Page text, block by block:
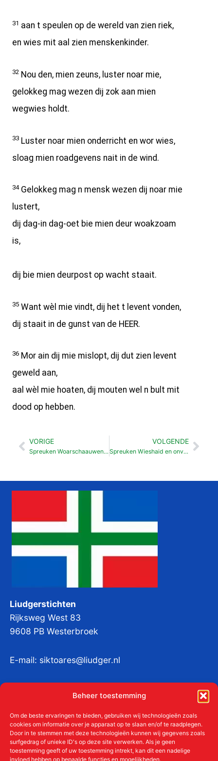
Beheer toestemming
Om de beste ervaringen te bieden, gebruiken wij technologieën zoals
cookies om informatie over je apparaat op te slaan en/of te raadplegen.
Door in te stemmen met deze technologieën kunnen wij gegevens zoals
surfgedrag of unieke ID's op deze site verwerken. Als je geen
toestemming geeft of uw toestemming intrekt, kan dit een nadelige
invloed hebben op bepaalde functies en mogelijkheden.
31 aan t speulen op de wereld van zien riek,
en wies mit aal zien menskenkinder.
32 Nou den, mien zeuns, luster noar mie,
gelokkeg mag wezen dij zok aan mien
wegwies holdt.
33 Luster noar mien onderricht en wor wies,
sloag mien roadgevens nait in de wind.
34Gelokkeg mag n mensk wezen dij noar mie
lustert,
dij dag-in dag-oet bie mien deur woakzoam
is,
dij bie mien deurpost op wacht staait.
35 Want wèl mie vindt, dij het t levent vonden,
dij staait in de gunst van de HEER.
36 Mor ain dij mie mislopt, dij dut zien levent
geweld aan,
aal wèl mie hoaten, dij mouten wel n bult mit
dood op hebben.
Vorige
VORIGE
Spreuken Woarschaauwens (6: 1-35)
VOLGENDE
Spreuken Wieshaid en onverstand (9: 1-18)
Liudgerstichten
Rijksweg West 83
9608 PB Westerbroek
E-mail: siktoares@liudger.nl
KvKnr:41011712
Meer over de Liudgerstichten